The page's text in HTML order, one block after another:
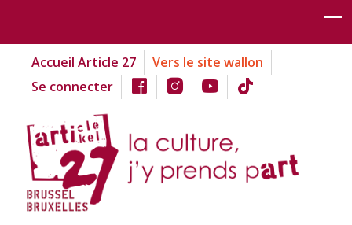
Accueil Article 27
Vers le site wallon
Se connecter